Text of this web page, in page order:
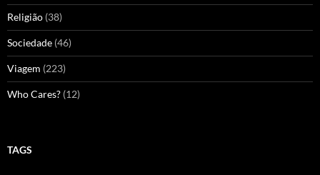
Religião (38)
Sociedade (46)
Viagem (223)
Who Cares? (12)
TAGS